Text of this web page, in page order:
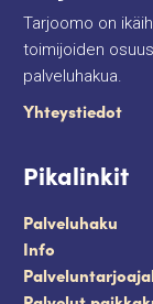
Tarjoomo on
toimijoiden
palveluhakua.
Yhteystiedot
Pikalinkit
Palveluhaku
Info